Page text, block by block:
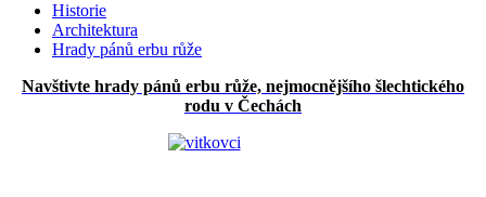
Historie
Architektura
Hrady pánů erbu růže
Navštivte hrady pánů erbu růže, nejmocnějšího šlechtického
rodu v Čechách